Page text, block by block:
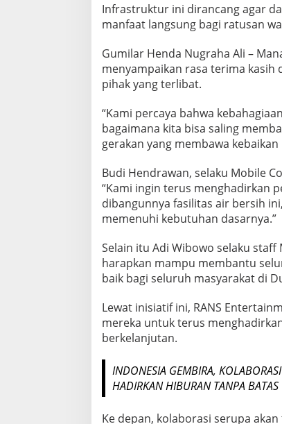
N
T
I
U
B
E
R
S
M
A
M
S
A
R
A
T
D
T
U
Infrastruktur ini dirancang agar
manfaat langsung bagi ratusan
Gumilar Henda Nugraha Ali –
menyampaikan rasa terima kasih
pihak yang terlibat.
“Kami percaya bahwa
bagaimana kita bisa saling
gerakan yang membawa
Budi Hendrawan, selaku Mobile
“Kami ingin terus menghadirkan
dibangunnya fasilitas air bersih
memenuhi kebutuhan dasarnya.”
Selain itu Adi Wibowo selaku staff
harapkan mampu membantu
baik bagi seluruh masyarakat di
Lewat inisiatif ini, RANS
mereka untuk terus
berkelanjutan.
INDONESIA GEMBIRA,
HADIRKAN HIBURAN TANPA BATAS
Ke depan, kolaborasi serupa